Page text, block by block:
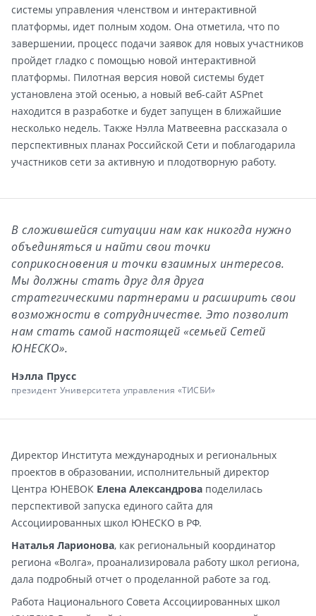
системы управления членством и интерактивной
платформы, идет полным ходом. Она отметила, что по
завершении, процесс подачи заявок для новых участников
пройдет гладко с помощью новой интерактивной
платформы. Пилотная версия новой системы будет
установлена этой осенью, а новый веб-сайт ASPnet
находится в разработке и будет запущен в ближайшие
несколько недель. Также Нэлла Матвеевна рассказала о
перспективных планах Российской Сети и поблагодарила
участников сети за активную и плодотворную работу.
В сложившейся ситуации нам как никогда нужно
объединяться и найти свои точки
соприкосновения и точки взаимных интересов.
Мы должны стать друг для друга
стратегическими партнерами и расширить свои
возможности в сотрудничестве. Это позволит
нам стать самой настоящей «семьей Сетей
ЮНЕСКО».
Нэлла Прусс
президент Университета управления «ТИСБИ»
Директор Института международных и региональных
проектов в образовании, исполнительный директор
Центра ЮНЕВОК Елена Александрова поделилась
перспективой запуска единого сайта для
Ассоциированных школ ЮНЕСКО в РФ.
Наталья Ларионова, как региональный координатор
региона «Волга», проанализировала работу школ региона,
дала подробный отчет о проделанной работе за год.
Работа Национального Совета Ассоциированных школ